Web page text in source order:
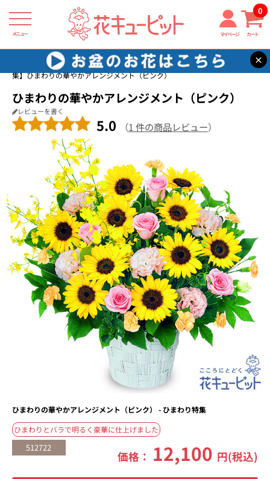
メニュー マイページ カート
0
×
花キューピット ひまわり ギフト・プレゼント特集2026
【ひまわり特
集】ひまわりの華やかアレンジメント（ピンク）
ひまわりの華やかアレンジメント（ピンク）
レビューを書く
5.0 （1 件の商品レビュー）
ひまわりの華やかアレンジメント（ピンク） - ひまわり特集
ひまわりとバラで明るく豪華に仕上げました
512722
価格： 12,100 円(税込)